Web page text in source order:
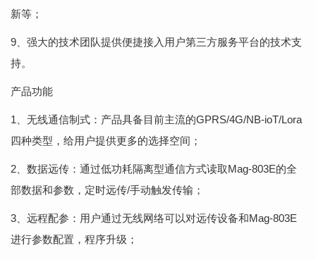
新等；
9、强大的技术团队提供便捷接入用户第三方服务平台的技术支
持。
产品功能
1、无线通信制式：产品具备目前主流的GPRS/4G/NB-ioT/Lora
四种类型，给用户提供更多的选择空间；
2、数据远传：通过低功耗隔离型通信方式读取Mag-803E的全
部数据和参数，定时远传/手动触发传输；
3、远程配参：用户通过无线网络可以对远传设备和Mag-803E
进行参数配置，程序升级；